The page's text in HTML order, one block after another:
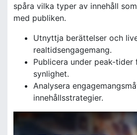
spåra vilka typer av innehåll
med publiken.
Utnyttja berättelser och
realtidsengagemang.
Publicera under peak-tider
synlighet.
Analysera
innehållsstrategier.